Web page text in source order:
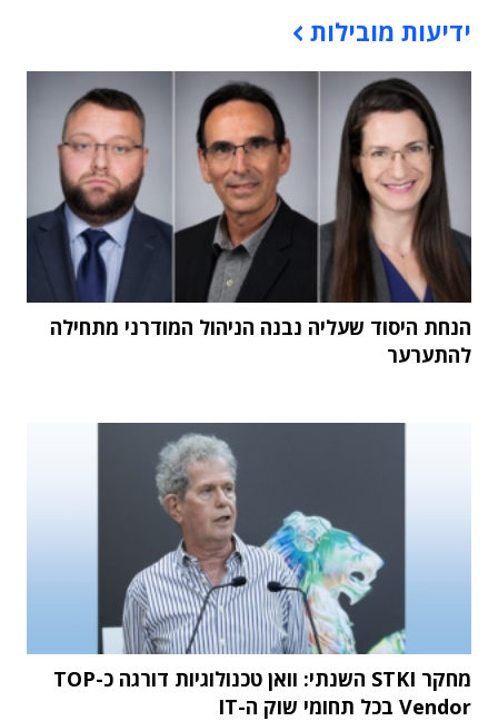
ידיעות מובילות
הנחת היסוד שעליה נבנה הניהול המודרני מתחילה
להתערער
מחקר STKI השנתי: וואן טכנולוגיות דורגה כ-TOP
Vendor בכל תחומי שוק ה-IT